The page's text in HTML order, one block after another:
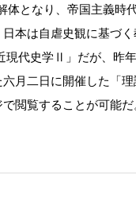
となり、帝国主義時
本は自虐史観に基づ
現代史学Ⅱ」だが、昨
月二日に開催した「
閲覧することが可能だ